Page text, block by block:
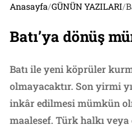
Anasayfa/GÜNÜN YAZILARI/
Batı’ya dönüş
Batı ile yeni köprüler
olmayacaktır. Son yirmi
inkâr edilmesi mümkün
maalesef. Türk halkı